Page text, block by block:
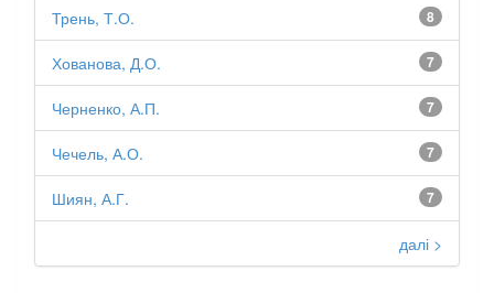
8
Трень, Т.О.
7
Хованова, Д.О.
7
Черненко, А.П.
7
Чечель, А.О.
7
Шиян, А.Г.
далі >